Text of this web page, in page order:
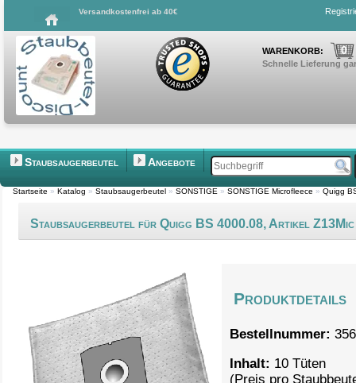
Versandkostenfrei ab 40€
WARENKORB: 0
Schnelle Lieferung
Staubsaugerbeutel Angebote
Startseite » Katalog » Staubsaugerbeutel » SONSTIGE » SONSTIGE Microfleece » Quigg
Staubsaugerbeutel für Quigg BS 4000.08, Artikel Z13Mic
Produktdetails
Bestellnummer:
Inhalt: 10 Tüten
(Preis pro